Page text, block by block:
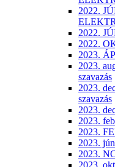
2022.
2022.
2022.
2023.
2023.
szavazás
2023.
szavazás
2023.
2023.
2023.
2023.
2023.
2023.